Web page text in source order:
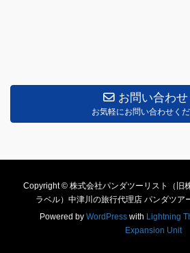
お問い合わせ
お気軽にお問い合わせくだ
Copyright © 株式会社パンダツーリスト（旧
ラベル）中津川の旅行代理店 パンダツア
Powered by WordPresswith Lightning
Expansion Unit